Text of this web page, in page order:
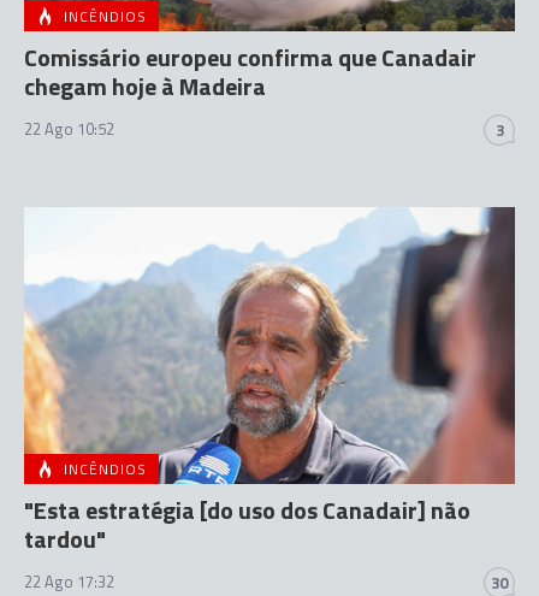
INCÊNDIOS
Comissário europeu confirma que Canadair
chegam hoje à Madeira
22 Ago 10:52 3
INCÊNDIOS
"Esta estratégia [do uso dos Canadair] não
tardou"
22 Ago 17:32 30